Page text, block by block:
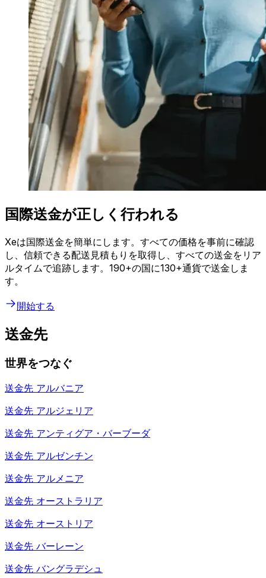
国際送金が正しく行われる
Xeは国際送金を簡単にします。すべての価格を事前に確認
し、信頼できる配送見積もりを取得し、すべての送金をリア
ルタイムで追跡します。190+の国に130+通貨で送金しま
す。
開始する
送金先
世界をつなぐ
送金先 アルバニア
送金先 アルジェリア
送金先 アンティグア・バーブーダ
送金先 アルゼンチン
送金先 アルメニア
送金先 オーストラリア
送金先 オーストリア
送金先 バーレーン
送金先 バングラデシュ